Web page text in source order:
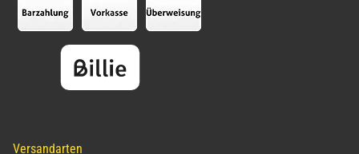
Versandarten